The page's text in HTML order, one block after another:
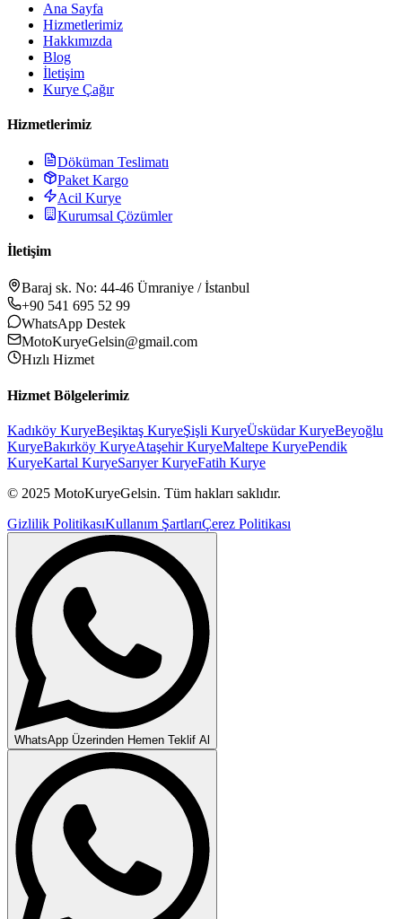
Ana Sayfa
Hizmetlerimiz
Hakkımızda
Blog
İletişim
Kurye Çağır
Hizmetlerimiz
Döküman Teslimatı
Paket Kargo
Acil Kurye
Kurumsal Çözümler
İletişim
Baraj sk. No: 44-46 Ümraniye / İstanbul
+90 541 695 52 99
WhatsApp Destek
MotoKuryeGelsin@gmail.com
Hızlı Hizmet
Hizmet Bölgelerimiz
Kadıköy KuryeBeşiktaş KuryeŞişli KuryeÜsküdarKuryeBeyoğlu
KuryeBakırköy KuryeAtaşehirKuryeMaltepe KuryePendik
KuryeKartal KuryeSarıyerKuryeFatih Kurye
© 2025 MotoKuryeGelsin. Tüm hakları saklıdır.
Gizlilik PolitikasıKullanım ŞartlarıÇerez Politikası
WhatsApp Üzerinden Hemen Teklif Al